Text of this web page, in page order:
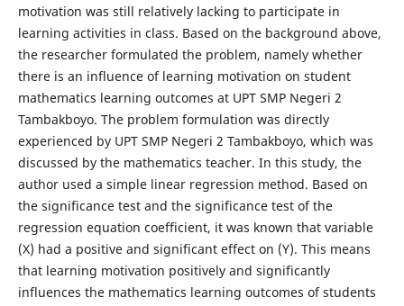
motivation was still relatively lacking to participate in
learning activities in class. Based on the background above,
the researcher formulated the problem, namely whether
there is an influence of learning motivation on student
mathematics learning outcomes at UPT SMP Negeri 2
Tambakboyo. The problem formulation was directly
experienced by UPT SMP Negeri 2 Tambakboyo, which was
discussed by the mathematics teacher. In this study, the
author used a simple linear regression method. Based on
the significance test and the significance test of the
regression equation coefficient, it was known that variable
(X) had a positive and significant effect on (Y). This means
that learning motivation positively and significantly
influences the mathematics learning outcomes of students